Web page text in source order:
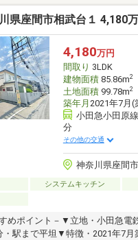
用可能・2室から出入り可能な
ーコープ麻溝店 徒歩6分(約
分(約610m)※前面道路幅員によ
ご希望の住まい探しをお手伝いし
件の詳細・ご相談はお気軽
県座間市相武台１ 4,180
4,180万円
間取り 3LDK
建物面積85.86m2
土地面積99.78m2
築年月 2021年7月(
小田急小田原
分
その他の交通
神奈川県座間
システムキッチン
めポイント－▼立地・小田急電
・駅まで平坦▼特徴・2021年7月